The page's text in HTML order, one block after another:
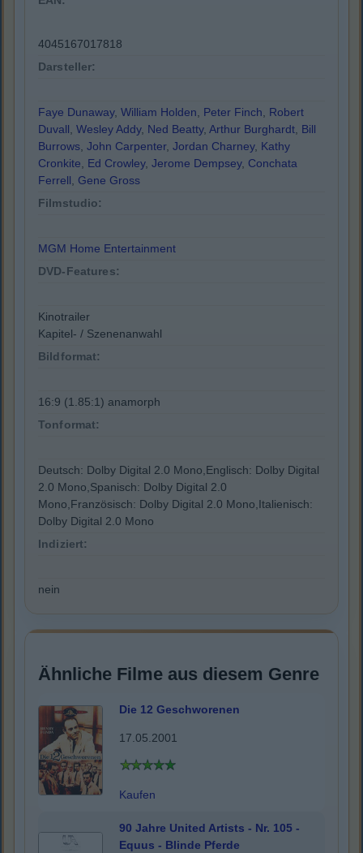
4045167017818
Darsteller:
Faye Dunaway, William Holden, Peter Finch, Robert
Duvall, Wesley Addy, Ned Beatty, Arthur Burghardt, Bill
Burrows, John Carpenter, Jordan Charney, Kathy
Cronkite, Ed Crowley, Jerome Dempsey, Conchata
Ferrell, Gene Gross
Filmstudio:
MGM Home Entertainment
DVD-Features:
Kinotrailer
Kapitel- / Szenenanwahl
Bildformat:
16:9 (1.85:1) anamorph
Tonformat:
Deutsch: Dolby Digital 2.0 Mono,Englisch: Dolby Digital
2.0 Mono,Spanisch: Dolby Digital 2.0
Mono,Französisch: Dolby Digital 2.0 Mono,Italienisch:
Dolby Digital 2.0 Mono
Indiziert:
nein
Ähnliche Filme aus diesem Genre
Die 12 Geschworenen
17.05.2001
Kaufen
90 Jahre United Artists - Nr. 105 -
Equus - Blinde Pferde